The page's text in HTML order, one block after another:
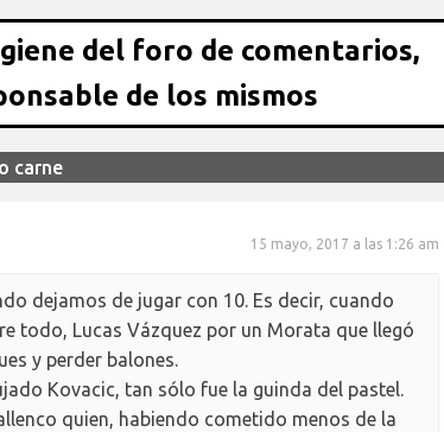
del foro de comentarios,
de los mismos
carne
15 mayo, 2017 a las 1:26 am
dejamos de jugar con 10. Es decir, cuando
todo, Lucas Vázquez por un Morata que llegó
y perder balones.
Kovacic, tan sólo fue la guinda del pastel.
quien, habiendo cometido menos de la